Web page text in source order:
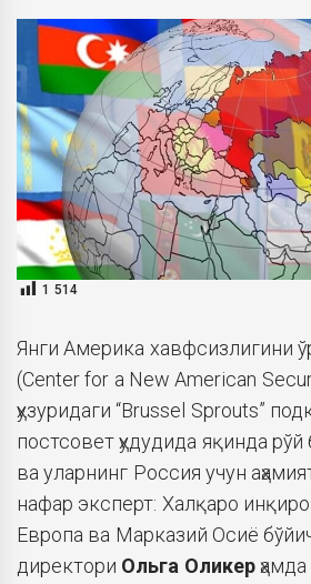
1 514
Янги Америка хавфсизлигини
(Center for a New American
ҳузуридаги “Brussel Sprouts”
постсовет ҳудудида яқинда
ва уларнинг Россия учун
нафар эксперт: Халқаро
Европа ва Марказий Осиё
директори Ольга Оликер